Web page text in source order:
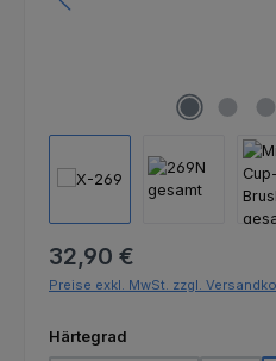
Regulärer Preis:
32,90 €
Preise exkl. MwSt. zzgl.
Härtegrad